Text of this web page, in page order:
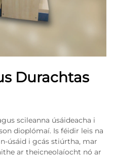
Durachtas
scileanna úsáideacha i
dioplómaí. Is féidir leis na
úsáid i gcás stiúrtha, mar
ar theicneolaíocht nó ar